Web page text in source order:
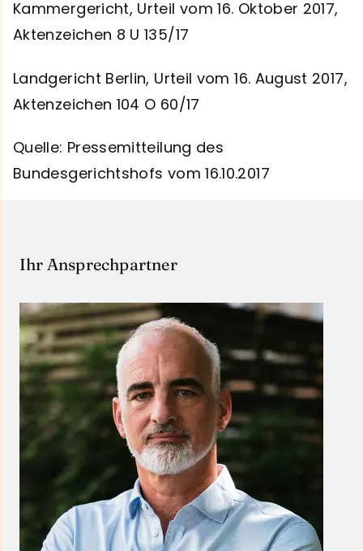
Kammergericht, Urteil vom 16. Oktober 2017,
Aktenzeichen 8 U 135/17
Landgericht Berlin, Urteil vom 16. August 2017,
Aktenzeichen 104 O 60/17
Quelle: Pressemitteilung des
Bundesgerichtshofs vom 16.10.2017
Ihr Ansprechpartner